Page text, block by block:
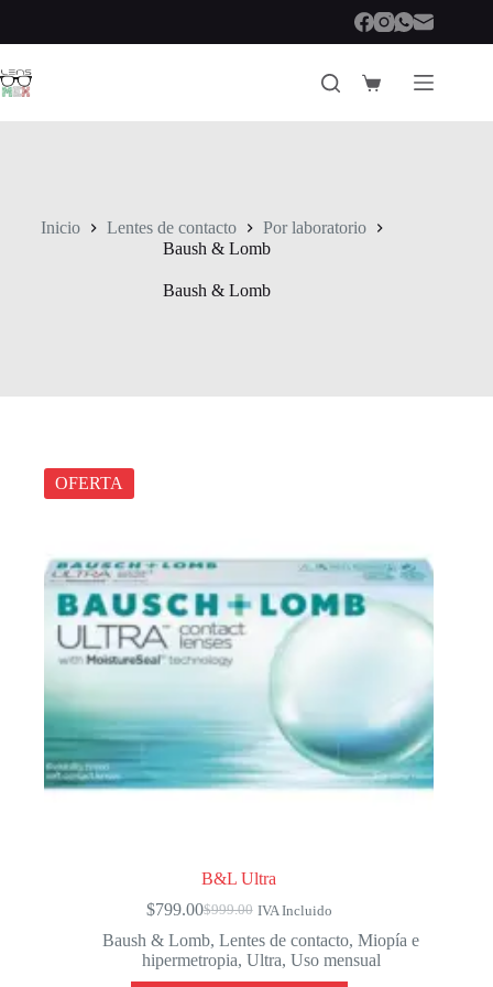
contenido
Carro
Inicio Lentes de contacto
Por laboratorio
Baush & Lomb
Baush & Lomb
OFERTA
B&L Ultra
$999.00
El
precio
original
era:
$799.00El
precio
actual
es:
IVA Incluido
Baush & Lomb,Lentes de contacto,Miopía e
hipermetropia, Ultra, Uso mensual